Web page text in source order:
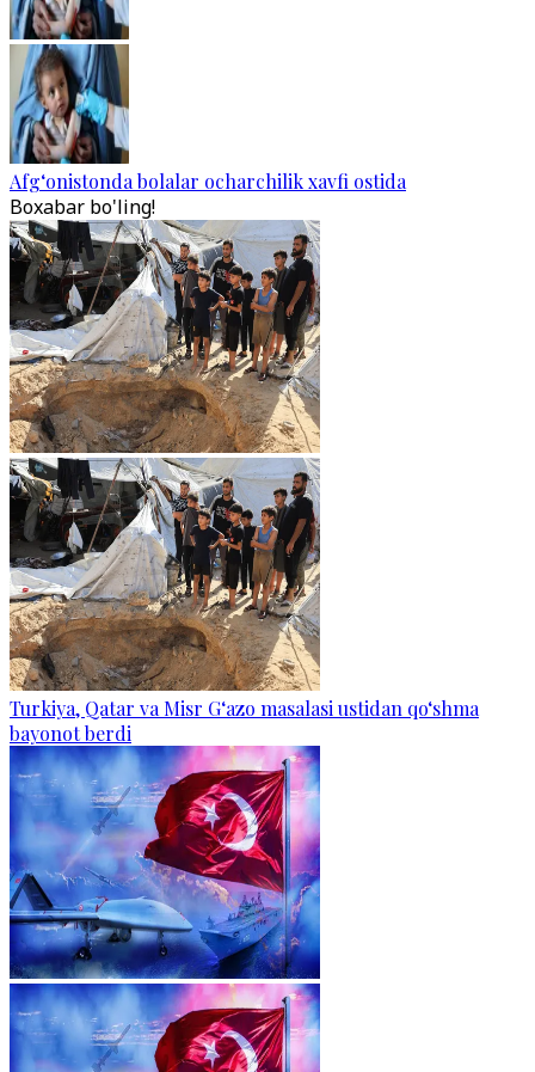
Afg‘onistonda bolalar ocharchilik xavfi ostida
Boxabar bo'ling!
Turkiya, Qatar va Misr G‘azo masalasi ustidan qo‘shma
bayonot berdi